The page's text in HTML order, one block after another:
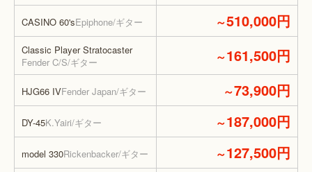
CASINO 60'sEpiphone/ギター ～510,000円
Classic Player Stratocaster
Fender C/S/ギター
～161,500円
HJG66 IVFender Japan/ギター ～73,900円
DY-45K.Yairi/ギター ～187,000円
model 330Rickenbacker/ギター ～127,500円